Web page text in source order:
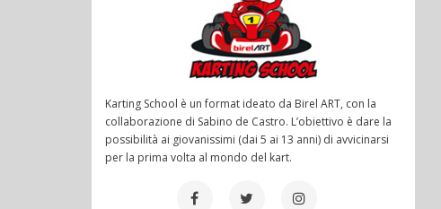
Karting School è un format ideato da Birel ART, con la
collaborazione di Sabino de Castro. L’obiettivo è dare la
possibilità ai giovanissimi (dai 5 ai 13 anni) di avvicinarsi
per la prima volta al mondo del kart.